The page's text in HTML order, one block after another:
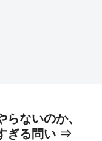
ないのか、
ぎる問い ⇒